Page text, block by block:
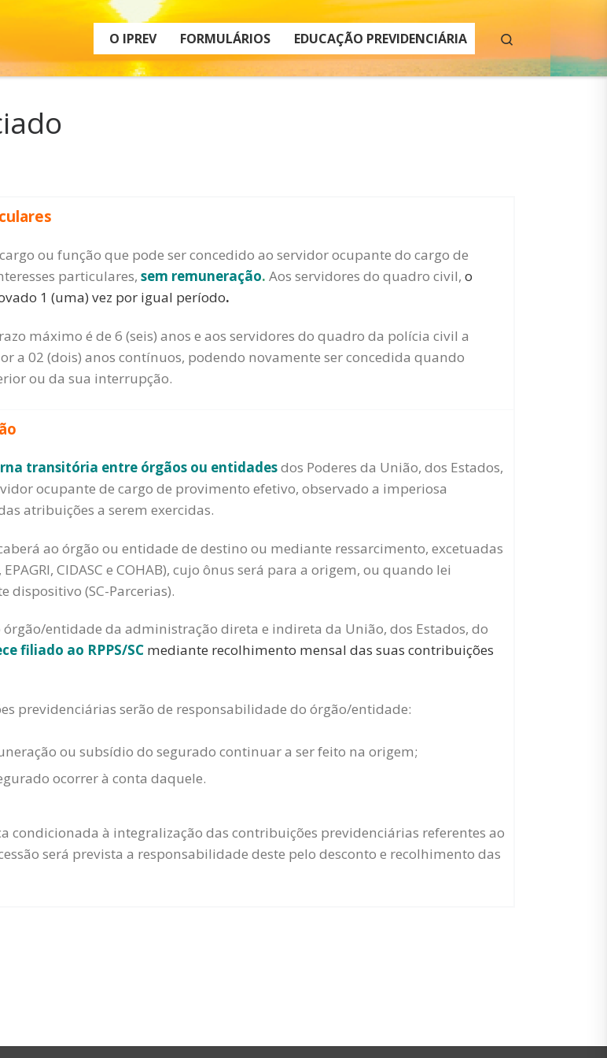
O IPREV FORMULÁRIOS EDUCAÇÃO PREVIDENCIÁRIA
ou função que pode ser concedido ao servidor ocupante do cargo de
particulares, sem remuneração. Aos servidores do quadro civil, o
1 (uma) vez por igual período.
máximo é de 6 (seis) anos e aos servidores do quadro da polícia civil a
a 02 (dois) anos contínuos, podendo novamente ser concedida quando
ou da sua interrupção.
transitória entre órgãos ou entidadesdos Poderes da União, dos Estados,
ocupante de cargo de provimento efetivo, observado a imperiosa
atribuições a serem exercidas.
ao órgão ou entidade de destino ou mediante ressarcimento, excetuadas
CIDASC e COHAB), cujo ônus será para a origem, ou quando lei
dispositivo (SC-Parcerias).
entidade da administração direta e indireta da União, dos Estados, do
filiado ao RPPS/SC mediante recolhimento mensal das suas contribuições
previdenciárias serão de responsabilidade do órgão/entidade:
ou subsídio do segurado continuar a ser feito na origem;
ocorrer à conta daquele.
condicionada à integralização das contribuições previdenciárias referentes ao
será prevista a responsabilidade deste pelo desconto e recolhimento das